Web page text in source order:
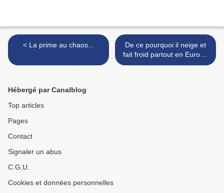
< La prime au chaos...
De ce pourquoi il neige et
fait froid partout en Europe
cet hiver, sauf en Béarn et
Hébergé par Canalblog
Top articles
Pages
Contact
Signaler un abus
C.G.U.
Cookies et données personnelles